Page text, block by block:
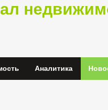
Аналитика